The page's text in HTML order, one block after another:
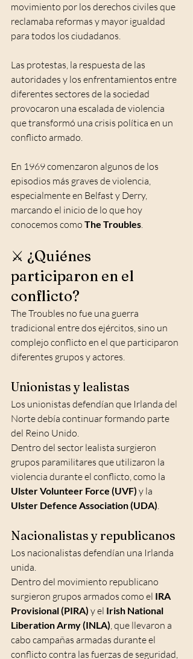
movimiento por los derechos civiles que
reclamaba reformas y mayor igualdad
para todos los ciudadanos.
Las protestas, la respuesta de las
autoridades y los enfrentamientos entre
diferentes sectores de la sociedad
provocaron una escalada de violencia
que transformó una crisis política en un
conflicto armado.
En 1969 comenzaron algunos de los
episodios más graves de violencia,
especialmente en Belfast y Derry,
marcando el inicio de lo que hoy
conocemos como The Troubles.
⚔️ ¿Quiénes
participaron en el
conflicto?
The Troubles no fue una guerra
tradicional entre dos ejércitos, sino un
complejo conflicto en el que participaron
diferentes grupos y actores.
Unionistas y lealistas
Los unionistas defendían que Irlanda del
Norte debía continuar formando parte
del Reino Unido.
Dentro del sector lealista surgieron
grupos paramilitares que utilizaron la
violencia durante el conflicto, como la
Ulster Volunteer Force (UVF) y la
Ulster Defence Association (UDA).
Nacionalistas y republicanos
Los nacionalistas defendían una Irlanda
unida.
Dentro del movimiento republicano
surgieron grupos armados como el IRA
Provisional(PIRA) y el Irish National
Liberation Army (INLA), que llevaron a
cabo campañas armadas durante el
conflicto contra las fuerzas de seguridad,